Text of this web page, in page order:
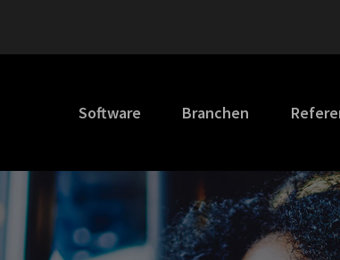
Software Branchen